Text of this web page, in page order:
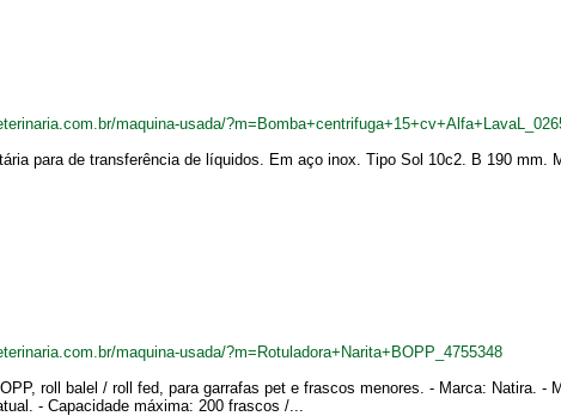
maquina-usada/
para de transferência de líquidos. Em aço inox. Tipo Sol 10c2. B 190
maquina-usada/?m=Rotuladora+Narita+BOPP_4755348
roll balel / roll fed, para garrafas pet e frascos menores. - Marca: Natira.
- Capacidade máxima: 200 frascos /...